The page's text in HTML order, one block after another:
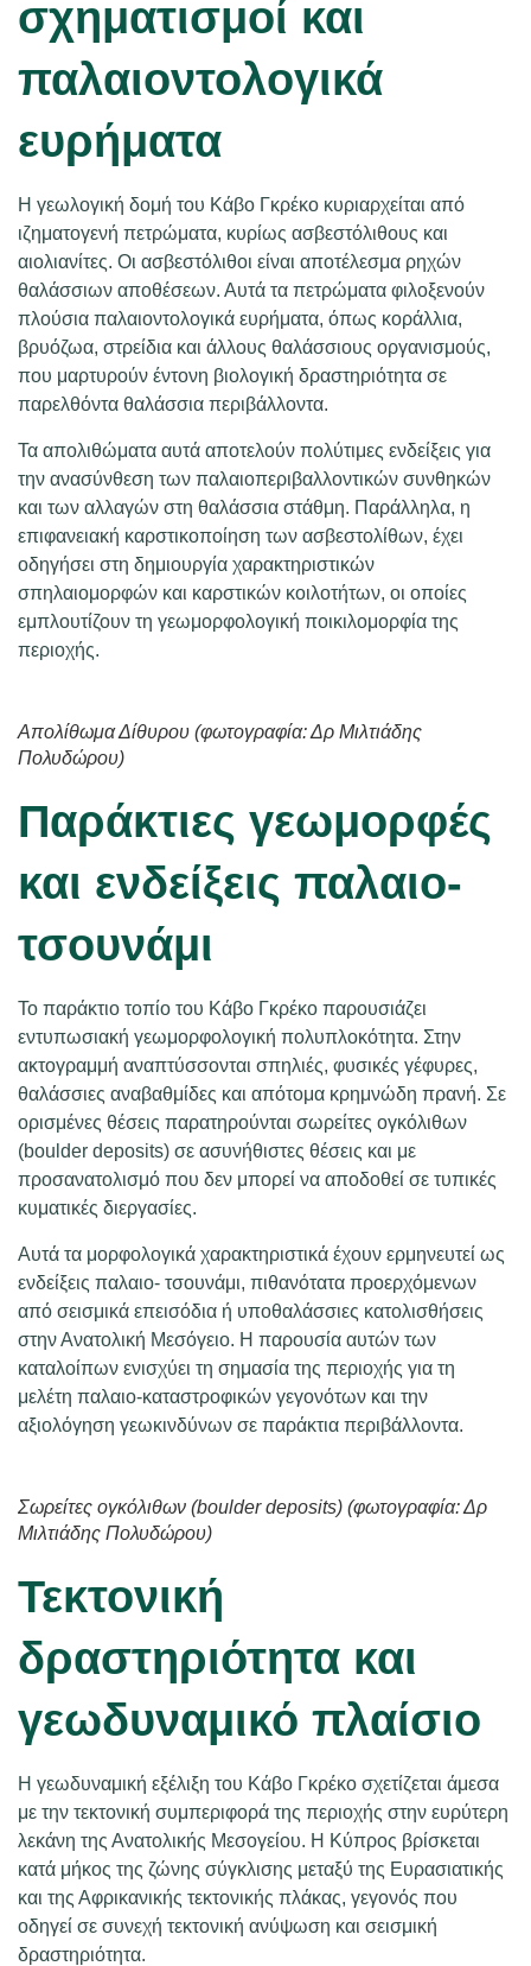
σχηματισμοί και
παλαιοντολογικά
ευρήματα
Η γεωλογική δομή του Κάβο Γκρέκο κυριαρχείται από
ιζηματογενή πετρώματα, κυρίως ασβεστόλιθους και
αιολιανίτες. Οι ασβεστόλιθοι είναι αποτέλεσμα ρηχών
θαλάσσιων αποθέσεων. Αυτά τα πετρώματα φιλοξενούν
πλούσια παλαιοντολογικά ευρήματα, όπως κοράλλια,
βρυόζωα, στρείδια και άλλους θαλάσσιους οργανισμούς,
που μαρτυρούν έντονη βιολογική δραστηριότητα σε
παρελθόντα θαλάσσια περιβάλλοντα.
Τα απολιθώματα αυτά αποτελούν πολύτιμες ενδείξεις για
την ανασύνθεση των παλαιοπεριβαλλοντικών συνθηκών
και των αλλαγών στη θαλάσσια στάθμη. Παράλληλα, η
επιφανειακή καρστικοποίηση των ασβεστολίθων, έχει
οδηγήσει στη δημιουργία χαρακτηριστικών
σπηλαιομορφών και καρστικών κοιλοτήτων, οι οποίες
εμπλουτίζουν τη γεωμορφολογική ποικιλομορφία της
περιοχής.
Απολίθωμα Δίθυρου (φωτογραφία: Δρ Μιλτιάδης
Πολυδώρου)
Παράκτιες γεωμορφές
και ενδείξεις παλαιο-
τσουνάμι
Το παράκτιο τοπίο του Κάβο Γκρέκο παρουσιάζει
εντυπωσιακή γεωμορφολογική πολυπλοκότητα. Στην
ακτογραμμή αναπτύσσονται σπηλιές, φυσικές γέφυρες,
θαλάσσιες αναβαθμίδες και απότομα κρημνώδη πρανή. Σε
ορισμένες θέσεις παρατηρούνται σωρείτες ογκόλιθων
(boulder deposits) σε ασυνήθιστες θέσεις και με
προσανατολισμό που δεν μπορεί να αποδοθεί σε τυπικές
κυματικές διεργασίες.
Αυτά τα μορφολογικά χαρακτηριστικά έχουν ερμηνευτεί ως
ενδείξεις παλαιο- τσουνάμι, πιθανότατα προερχόμενων
από σεισμικά επεισόδια ή υποθαλάσσιες κατολισθήσεις
στην Ανατολική Μεσόγειο. Η παρουσία αυτών των
καταλοίπων ενισχύει τη σημασία της περιοχής για τη
μελέτη παλαιο-καταστροφικών γεγονότων και την
αξιολόγηση γεωκινδύνων σε παράκτια περιβάλλοντα.
Σωρείτες ογκόλιθων (boulder deposits) (φωτογραφία: Δρ
Μιλτιάδης Πολυδώρου)
Τεκτονική
δραστηριότητα και
γεωδυναμικό πλαίσιο
Η γεωδυναμική εξέλιξη του Κάβο Γκρέκο σχετίζεται άμεσα
με την τεκτονική συμπεριφορά της περιοχής στην ευρύτερη
λεκάνη της Ανατολικής Μεσογείου. Η Κύπρος βρίσκεται
κατά μήκος της ζώνης σύγκλισης μεταξύ της Ευρασιατικής
και της Αφρικανικής τεκτονικής πλάκας, γεγονός που
οδηγεί σε συνεχή τεκτονική ανύψωση και σεισμική
δραστηριότητα.